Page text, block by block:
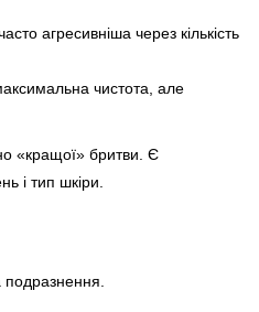
агресивніша через кількість
чистота, але
«кращої» бритви. Є
і тип шкіри.